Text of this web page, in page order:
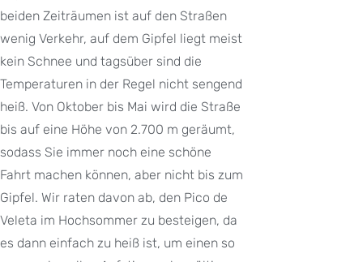
beiden Zeiträumen ist auf den Straßen
wenig Verkehr, auf dem Gipfel liegt meist
kein Schnee und tagsüber sind die
Temperaturen in der Regel nicht sengend
heiß. Von Oktober bis Mai wird die Straße
bis auf eine Höhe von 2.700 m geräumt,
sodass Sie immer noch eine schöne
Fahrt machen können, aber nicht bis zum
Gipfel. Wir raten davon ab, den Pico de
Veleta im Hochsommer zu besteigen, da
es dann einfach zu heiß ist, um einen so